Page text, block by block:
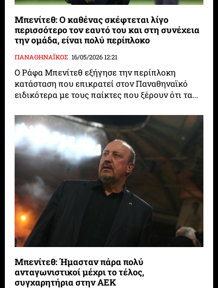
Μπενίτεθ: Ο καθένας σκέφτεται λίγο
περισσότερο τον εαυτό του και στη συνέχεια
την ομάδα, είναι πολύ περίπλοκο
ΠΑΝΑΘΗΝΑΪΚΟΣ 16/05/2026 12:21
Ο Ράφα Μπενίτεθ εξήγησε την περίπλοκη
κατάσταση που επικρατεί στον Παναθηναϊκό
ειδικότερα με τους παίκτες που ξέρουν ότι τα...
Μπενίτεθ: Ήμασταν πάρα πολύ
ανταγωνιστικοί μέχρι το τέλος,
συγχαρητήρια στην ΑΕΚ